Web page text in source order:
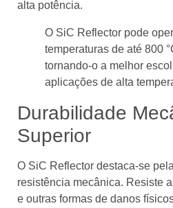
alta potência.
O SiC Reflector pode
temperaturas de até 800
tornando-o a melhor
aplicações de alta
Durabilidade
Superior
O SiC Reflector destaca-se
resistência mecânica. Resiste
e outras formas de danos